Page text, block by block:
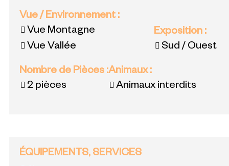
Vue / Environnement:
Vue Montagne
Vue Vallée
Exposition :
Sud / Ouest
Nombre de Pièces :
2 pièces
Animaux:
Animaux interdits
ÉQUIPEMENTS, SERVICES